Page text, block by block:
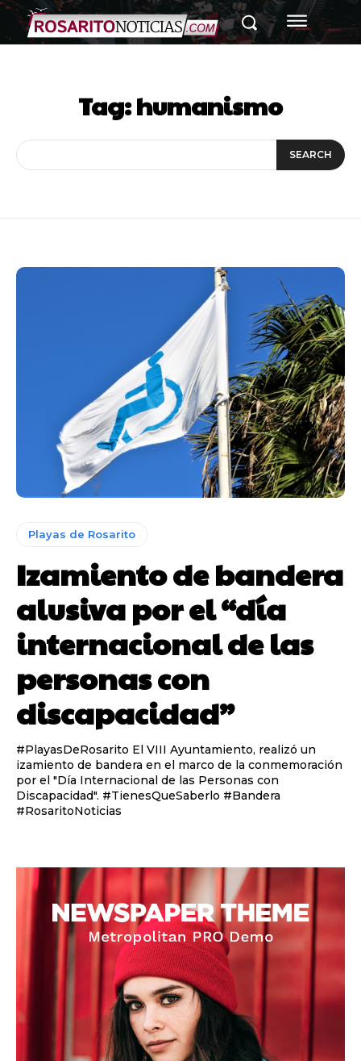
Tag:humanismo
SEARCH
Playas de Rosarito
Izamiento de bandera
alusiva por el “día
internacional de las
personas con
discapacidad”
#PlayasDeRosarito El VIII Ayuntamiento, realizó un
izamiento de bandera en el marco de la conmemoración
por el "Día Internacional de las Personas con
Discapacidad". #TienesQueSaberlo #Bandera
#RosaritoNoticias